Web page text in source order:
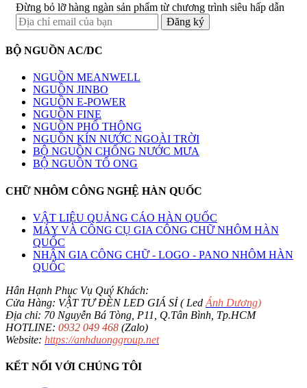
Đừng bỏ lỡ hàng ngàn sản phẩm từ chương trình siêu hấp dẫn
BỘ NGUỒN AC/DC
NGUỒN MEANWELL
NGUỒN JINBO
NGUỒN E-POWER
NGUỒN FINE
NGUỒN PHỔ THÔNG
NGUỒN KÍN NƯỚC NGOÀI TRỜI
BỘ NGUỒN CHỐNG NƯỚC MƯA
BỘ NGUỒN TỔ ONG
CHỮ NHÔM CÔNG NGHỆ HÀN QUỐC
VẬT LIỆU QUẢNG CÁO HÀN QUỐC
MÁY VÀ CÔNG CỤ GIA CÔNG CHỮ NHÔM HÀN
QUỐC
NHẬN GIA CÔNG CHỮ - LOGO - PANO NHÔM HÀN
QUỐC
Hân Hạnh Phục Vụ Quý Khách:
Cửa Hàng: VẬT TƯ ĐÈN LED GIÁ SỈ ( Led Ánh Dương)
Địa chỉ: 70 Nguyễn Bá Tòng, P11, Q.Tân Bình, Tp.HCM
HOTLINE: 0932 049 468 (Zalo)
Website: https://anhduonggroup.net
KẾT NỐI VỚI CHÚNG TÔI